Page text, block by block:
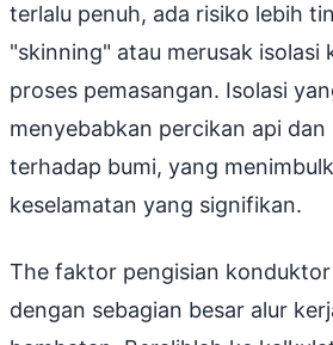
terlalu penuh, ada risiko lebih
"skinning" atau merusak isolasi
proses pemasangan. Isolasi
menyebabkan percikan api dan
terhadap bumi, yang
keselamatan yang signifikan.
The faktor pengisian
dengan sebagian besar alur